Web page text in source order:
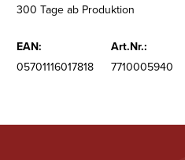
300 Tage ab Produktion
EAN:
Art.Nr.:
05701116017818
7710005940